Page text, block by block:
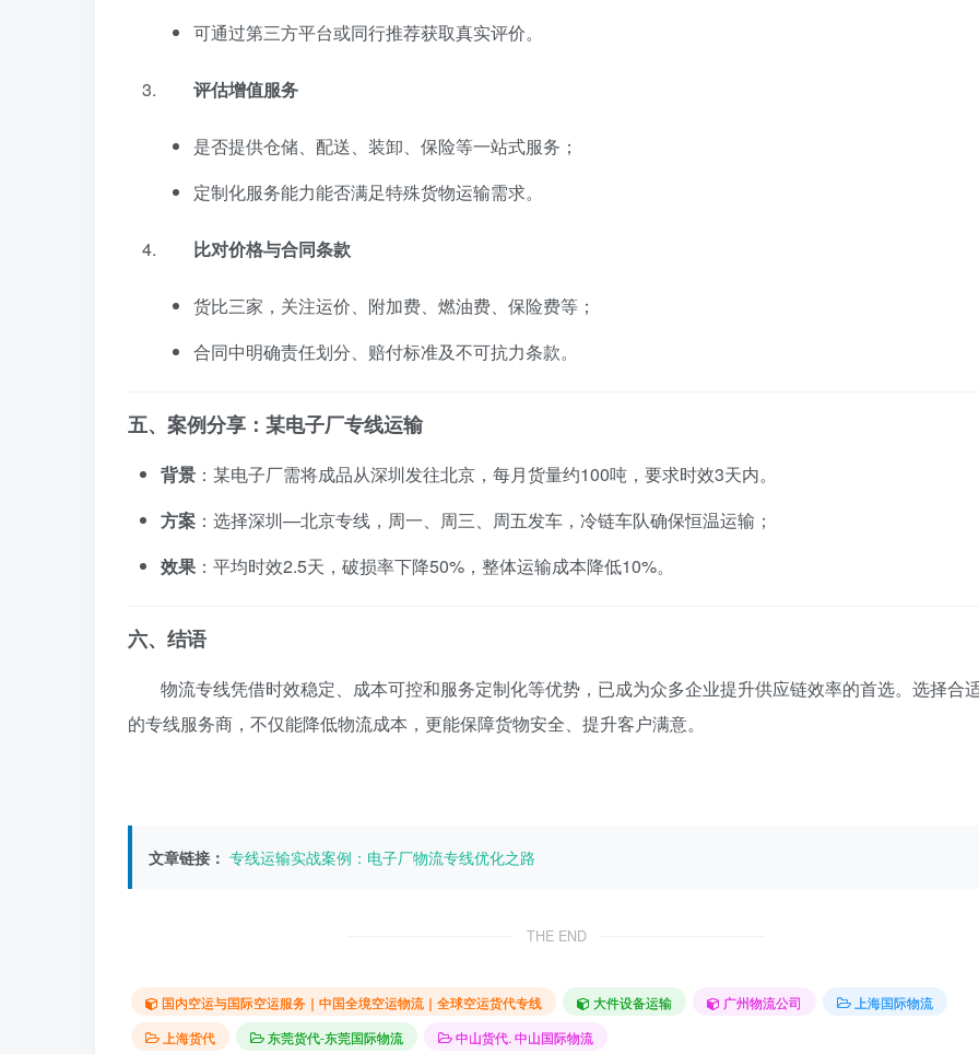
可通过第三方平台或同行推荐获取真实评价。
评估增值服务
是否提供仓储、配送、装卸、保险等一站式服务；
定制化服务能力能否满足特殊货物运输需求。
比对价格与合同条款
货比三家，关注运价、附加费、燃油费、保险费等；
合同中明确责任划分、赔付标准及不可抗力条款。
五、案例分享：某电子厂专线运输
背景 ：某电子厂需将成品从深圳发往北京，每月货量约100吨，要求时效3天内。
方案 ：选择深圳—北京专线，周一、周三、周五发车，冷链车队确保恒温运输；
效果 ：平均时效2.5天，破损率下降50%，整体运输成本降低10%。
六、结语
物流专线凭借时效稳定、成本可控和服务定制化等优势，已成为众多企业提升供应链效率的首选。选择合
的专线服务商，不仅能降低物流成本，更能保障货物安全、提升客户满意。
文章链接： 专线运输实战案例：电子厂物流专线优化之路
THE END
国内空运与国际空运服务｜中国全境空运物流｜全球空运货代专线 大件设备运输 广州物流公司
上海国际物流
上海货代
东莞货代-东莞国际物流 中山货代. 中山国际物流